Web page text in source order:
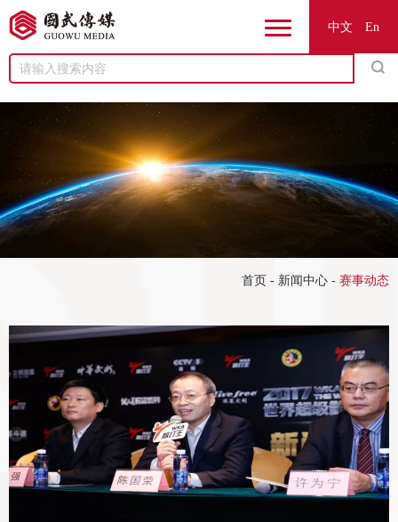
Menu
中文 En
首页 - 新闻中心 - 赛事动态